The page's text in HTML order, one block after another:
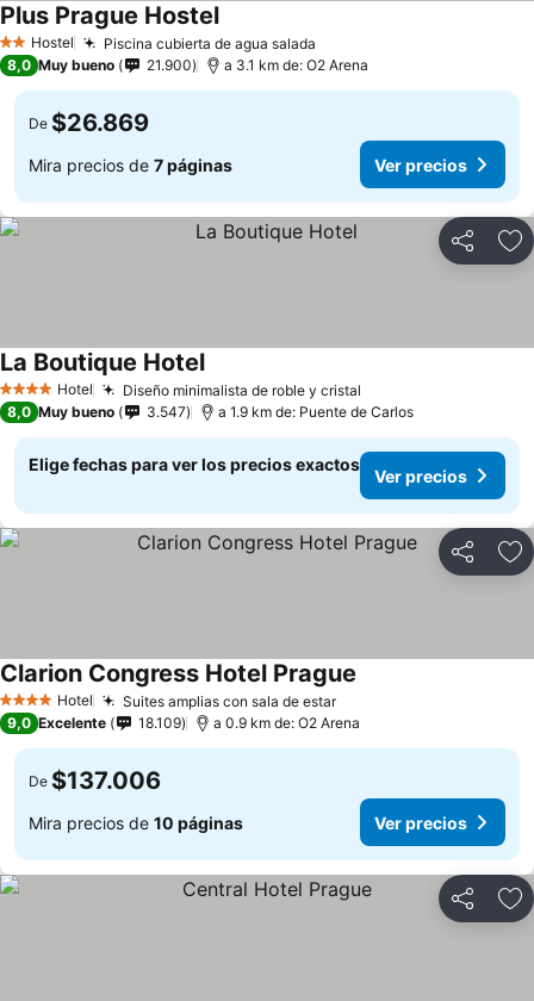
2 Estrellas
Hostel Piscina cubierta de agua salada
Plus Prague HostelVer precios
8,0 Muy bueno 21.900 a 3.1 km de: O2 Arena
De $26.869
Mira precios de 7 páginas Ver precios
Compartir
4 EstrellasHotel Diseño minimalista de roble y cristal
La Boutique HotelVer precios
8,0 Muy bueno 3.547 a 1.9 km de: Puente de Carlos
Elige fechas para ver los precios exactos
Ver precios
Compartir
4 EstrellasHotel Suites amplias con sala de estarVer precios
Clarion Congress Hotel Prague
9,0 Excelente 18.109 a 0.9 km de: O2 Arena
De $137.006
Mira precios de 10 páginas Ver precios
Compartir